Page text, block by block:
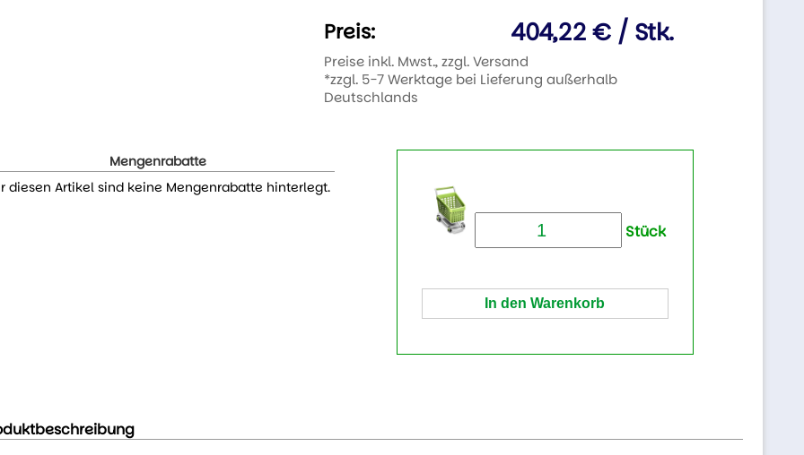
Preis: 404,22 € / Stk.
Preise inkl. Mwst., zzgl. Versand
*zzgl. 5-7 Werktage bei Lieferung außerhalb
Deutschlands
Mengenrabatte
diesen Artikel sind keine Mengenrabatte hinterlegt.
Stück